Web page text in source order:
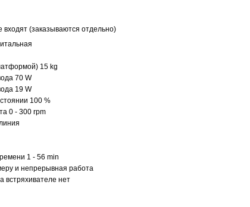
входят (заказываются отдельно)
15 kg
70 W
19 W
100 %
0 - 300 rpm
1 - 56 min
и непрерывная работа
встряхивателе нет